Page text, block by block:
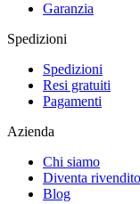
Garanzia
Spedizioni
Spedizioni
Resi gratuiti
Pagamenti
Azienda
Chi siamo
Diventa
Blog